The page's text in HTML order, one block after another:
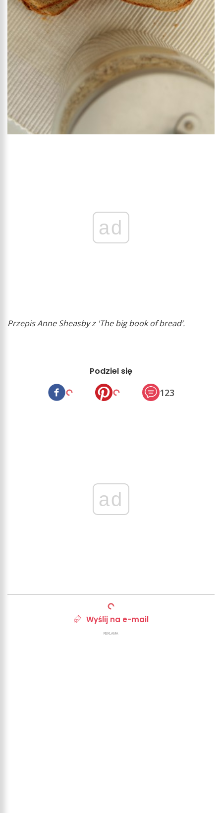
ad
Przepis Anne Sheasby z 'The big book of bread’.
Podziel się
123
ad
Wyślij na e-mail
REKLAMA